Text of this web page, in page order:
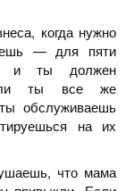
когда нужно
— для пяти
и ты должен
ты все же
обслуживаешь
на их
что мама